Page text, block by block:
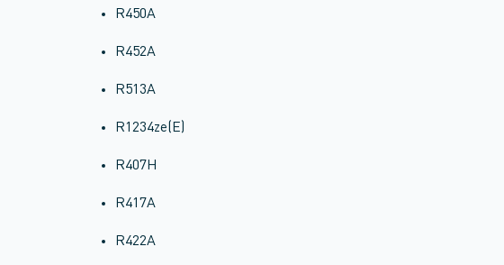
R450A
R452A
R513A
R1234ze(E)
R407H
R417A
R422A